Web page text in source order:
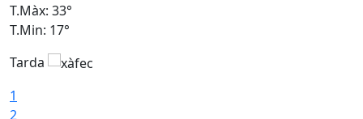
T.Màx: 33°
T.Min: 17°
Tarda
1
2